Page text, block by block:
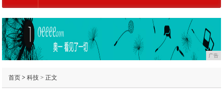
广告
首页> 科技> 正文